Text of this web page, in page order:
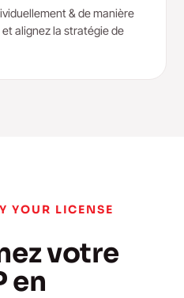
& de manière
alignez la stratégie de
YOUR LICENSE
votre
en